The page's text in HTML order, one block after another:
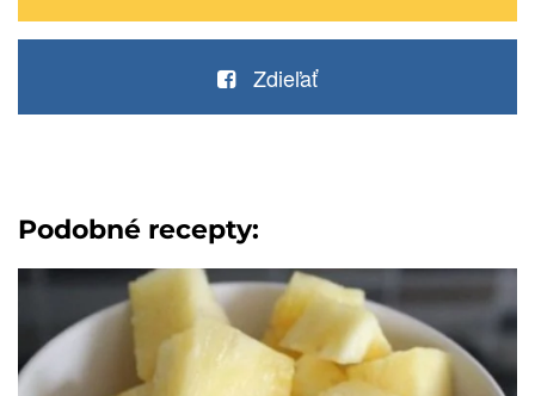
Zdieľať
Podobné recepty: